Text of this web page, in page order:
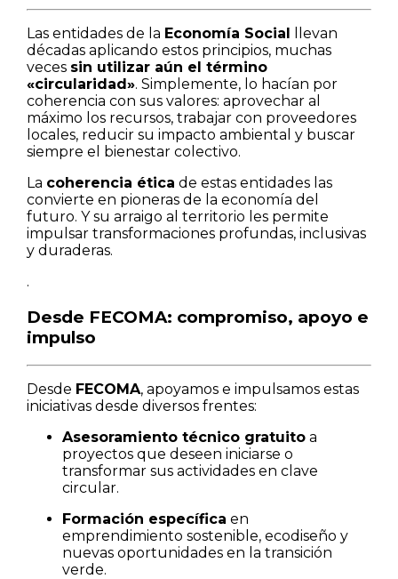
Las entidades de la Economía Social
llevan
décadas aplicando estos principios, muchas
veces sin utilizar aún el término
«circularidad». Simplemente, lo hacían por
coherencia con sus valores: aprovechar al
máximo los recursos, trabajar con proveedores
locales, reducir su impacto ambiental y buscar
siempre el bienestar colectivo.
La coherencia ética de estas entidades las
convierte en pioneras de la economía del
futuro. Y su arraigo al territorio les permite
impulsar transformaciones profundas, inclusivas
y duraderas.
.
Desde FECOMA: compromiso, apoyo e
impulso
Desde FECOMA, apoyamos e impulsamos estas
iniciativas desde diversos frentes:
Asesoramiento técnico gratuitoa
proyectos que deseen iniciarse o
transformar sus actividades en clave
circular.
Formación específica en
emprendimiento sostenible, ecodiseño y
nuevas oportunidades en la transición
verde.